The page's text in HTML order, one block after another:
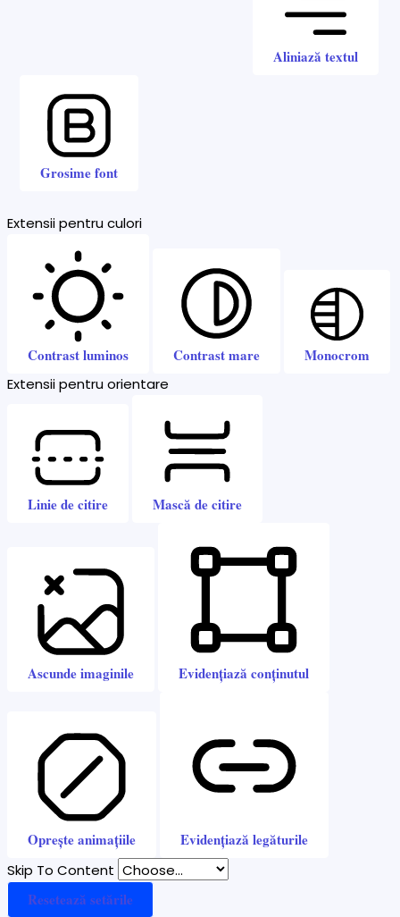
Aliniază textul
Grosime font
Extensii pentru culori
Contrast luminos Contrast mare Monocrom
Extensii pentru orientare
Linie de citire Mască de citire
Ascunde imaginile Evidențiază conținutul
Oprește animațiile Evidențiază legăturile
Skip To Content
Resetează setările